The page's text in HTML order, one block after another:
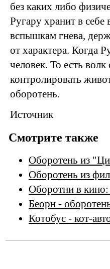
без каких либо
Ругару хранит в себе
вспышкам гнева,
от характера. Когда
человек. То есть
контролировать
оборотень.
Источник
Смотрите также
Оборотень из
Оборотень из
Оборотни в
Беорн -
Котобус - кот-